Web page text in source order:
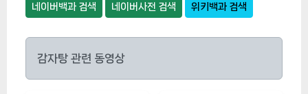
네이버백과 검색 네이버사전 검색 위키백과 검색
감자탕 관련 동영상